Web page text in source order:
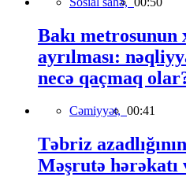
Bakı
ayrılması:
necə qaçmaq
Cəmiyyət, 00:41
Təbriz
Məşrutə